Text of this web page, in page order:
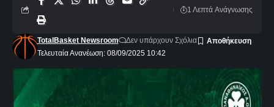
Τελευταία Ανανέωση: 08/09/2025 10:42
TotalBasket Newsroom Δεν υπάρχουν Σχόλια
1 Λεπτά Aνάγνωσης